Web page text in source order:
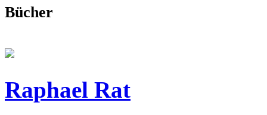
Bücher
Raphael Rat